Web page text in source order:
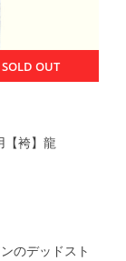
SOLD OUT
【袴】龍
のデッドスト